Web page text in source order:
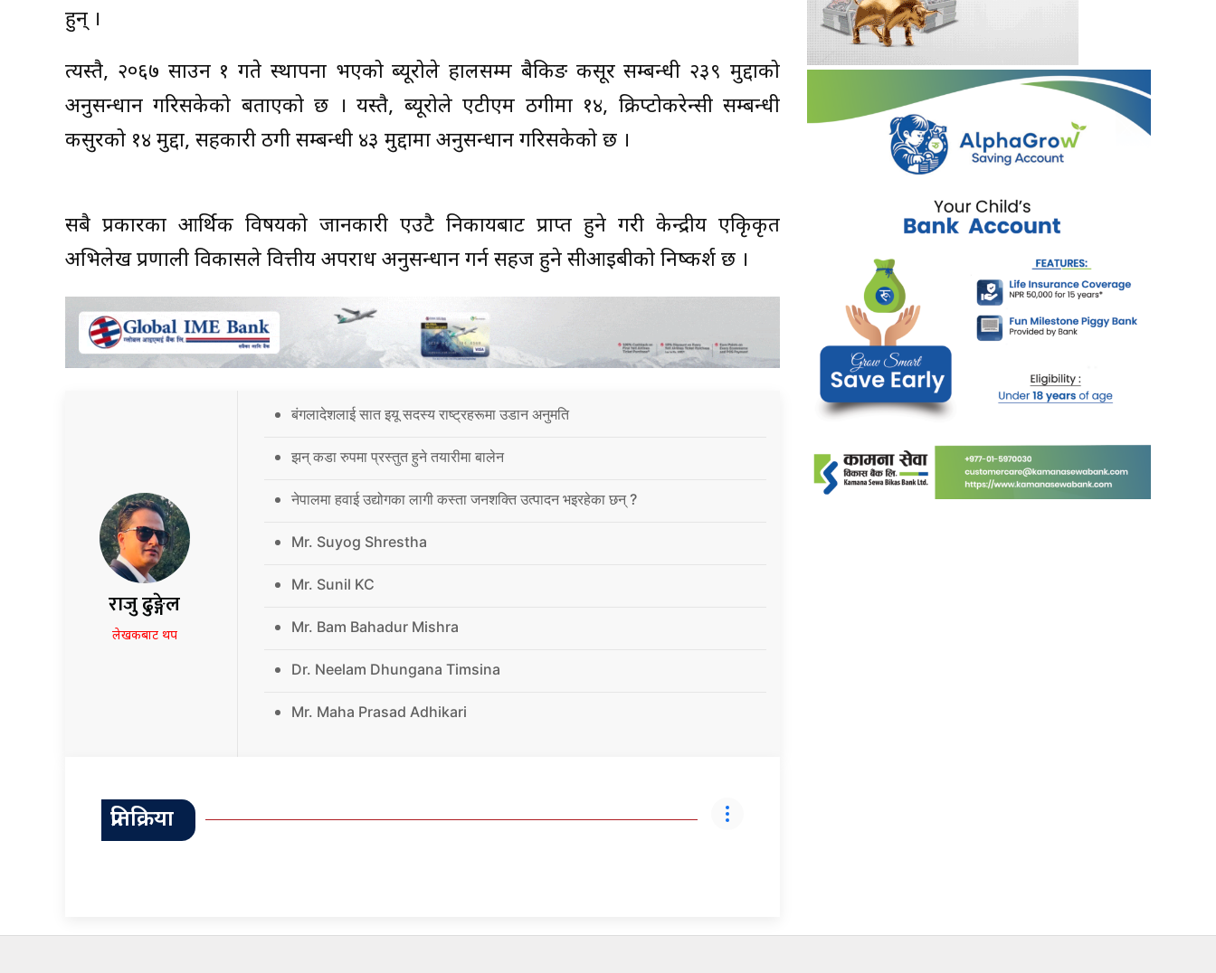
हुन् ।
त्यस्तै, २०६७ साउन १ गते स्थापना भएको ब्यूरोले हालसम्म बैकिङ कसूर सम्बन्धी २३९ मुद्दाको
अनुसन्धान गरिसकेको बताएको छ । यस्तै, ब्यूरोले एटीएम ठगीमा १४, क्रिप्टोकरेन्सी सम्बन्धी
कसुरको १४ मुद्दा, सहकारी ठगी सम्बन्धी ४३ मुद्दामा अनुसन्धान गरिसकेको छ ।
सबै प्रकारका आर्थिक विषयको जानकारी एउटै निकायबाट प्राप्त हुने गरी केन्द्रीय एकिृकृत
अभिलेख प्रणाली विकासले वित्तीय अपराध अनुसन्धान गर्न सहज हुने सीआइबीको निष्कर्श छ ।
राजु ढुङ्गेल
लेखकबाट थप
बंगलादेशलाई सात इयू सदस्य राष्ट्रहरूमा उडान अनुमति
झन् कडा रुपमा प्रस्तुत हुने तयारीमा बालेन
नेपालमा हवाई उद्योगका लागी कस्ता जनशक्ति उत्पादन भइरहेका छन् ?
Mr. Suyog Shrestha
Mr. Sunil KC
Mr. Bam Bahadur Mishra
Dr. Neelam Dhungana Timsina
Mr. Maha Prasad Adhikari
प्रतिक्रिया